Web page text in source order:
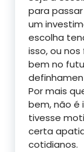
para
um
escolha
isso, ou
bem no
Por mais
bem, não é
tivesse
certa
cotidianos.